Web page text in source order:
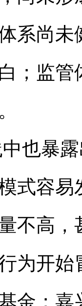
系尚
；监
中也暴
式容
不高
为开
金；